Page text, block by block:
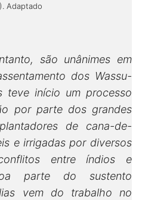
Adaptado
são unânimes em
dos Wassu-
teve início um processo
por parte dos grandes
de cana-de-
e irrigadas por diversos
entre índios e
parte do sustento
vem do trabalho no